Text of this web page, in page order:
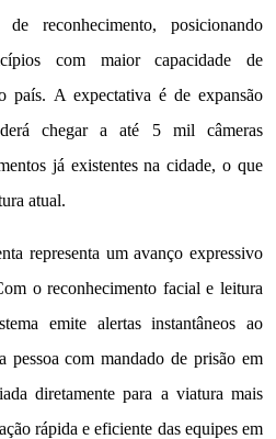
reconhecimento, posicionando
com maior capacidade de
país. A expectativa é de expansão
chegar a até 5 mil câmeras
já existentes na cidade, o que
atual.
representa um avanço expressivo
o reconhecimento facial e leitura
emite alertas instantâneos ao
pessoa com mandado de prisão em
diretamente para a viatura mais
rápida e eficiente das equipes em